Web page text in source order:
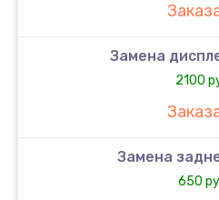
Замена
2100
Замена
650